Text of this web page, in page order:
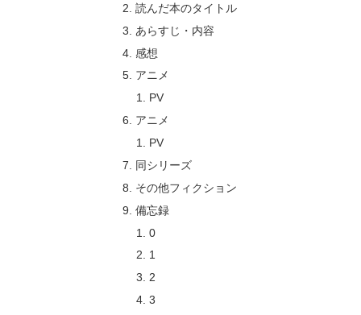
読んだ本のタイトル
あらすじ・内容
感想
アニメ
PV
アニメ
PV
同シリーズ
その他フィクション
備忘録
0
1
2
3